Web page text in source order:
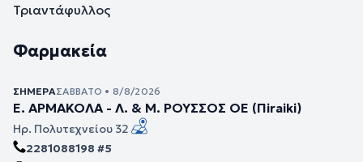
Τριαντάφυλλος
Φαρμακεία
ΣΉΜΕΡΑΣΆΒΒΑΤΟ • 8/8/2026
Ε. ΑΡΜΑΚΟΛΑ - Λ. & Μ. ΡΟΥΣΣΟΣ ΟΕ (Πiraiki)
Ηρ. Πολυτεχνείου 32
2281088198 #5